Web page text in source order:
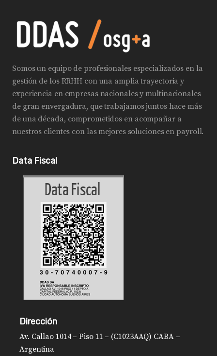
Somos un equipo de profesionales especializados en la
gestión de los RRHH con una amplia trayectoria y
experiencia en empresas nacionales y multinacionales
de gran envergadura, que trabajamos juntos hace más
de una década, comprometidos en acompañar a
nuestros clientes con las mejores soluciones en payroll.
Data Fiscal
Dirección
Av. Callao 1014 – Piso 11 – (C1023AAQ) CABA –
Argentina